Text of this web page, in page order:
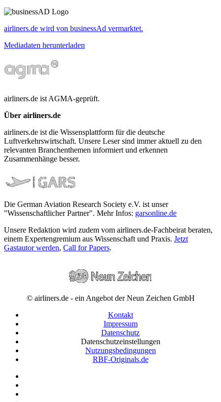
airliners.de wird von businessAd vermarktet.
Mediadaten herunterladen
airliners.de ist AGMA-geprüft.
Über airliners.de
airliners.de ist die Wissensplattform für die deutsche
Luftverkehrswirtschaft. Unsere Leser sind immer aktuell zu den
relevanten Branchenthemen informiert und erkennen
Zusammenhänge besser.
Die German Aviation Research Society e.V. ist unser
"Wissenschaftlicher Partner". Mehr Infos: garsonline.de
Unsere Redaktion wird zudem vom airliners.de-Fachbeirat beraten,
einem Expertengremium aus Wissenschaft und Praxis. Jetzt
Gastautor werden, Call for Papers.
© airliners.de - ein Angebot der Neun Zeichen GmbH
Kontakt
Impressum
Datenschutz
Datenschutzeinstellungen
Nutzungsbedingungen
RBF-Originals.de